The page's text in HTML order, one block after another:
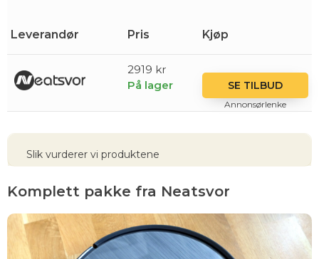
Leverandør Pris Kjøp
2919 kr
På lager
SE TILBUD
Annonsørlenke
Slik vurderer vi produktene
Komplett pakke fra Neatsvor